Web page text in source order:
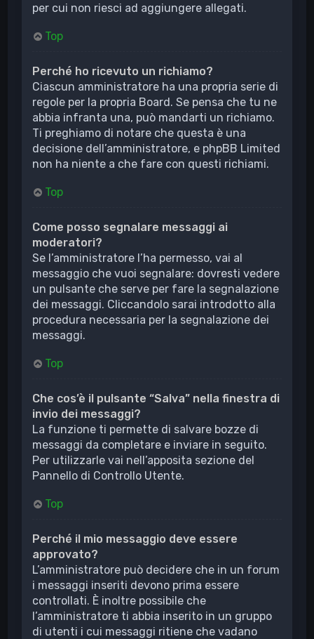
per cui non riesci ad aggiungere allegati.
Top
Perché ho ricevuto un richiamo?
Ciascun amministratore ha una propria serie di
regole per la propria Board. Se pensa che tu ne
abbia infranta una, può mandarti un richiamo.
Ti preghiamo di notare che questa è una
decisione dell’amministratore, e phpBB Limited
non ha niente a che fare con questi richiami.
Top
Come posso segnalare messaggi ai
moderatori?
Se l’amministratore l’ha permesso, vai al
messaggio che vuoi segnalare: dovresti vedere
un pulsante che serve per fare la segnalazione
dei messaggi. Cliccandolo sarai introdotto alla
procedura necessaria per la segnalazione dei
messaggi.
Top
Che cos’è il pulsante “Salva” nella finestra di
invio dei messaggi?
La funzione ti permette di salvare bozze di
messaggi da completare e inviare in seguito.
Per utilizzarle vai nell’apposita sezione del
Pannello di Controllo Utente.
Top
Perché il mio messaggio deve essere
approvato?
L’amministratore può decidere che in un forum
i messaggi inseriti devono prima essere
controllati. È inoltre possibile che
l’amministratore ti abbia inserito in un gruppo
di utenti i cui messaggi ritiene che vadano